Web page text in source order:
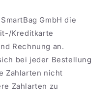
GmbH die
Kreditkarte
Rechnung an.
bei jeder Bestellung
Zahlarten nicht
Zahlarten zu